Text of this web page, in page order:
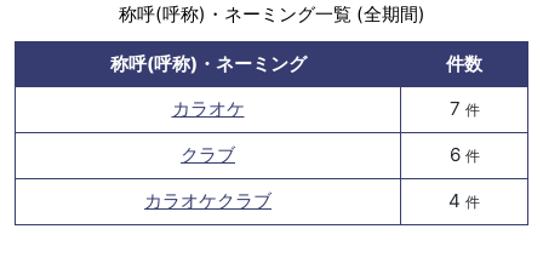
称呼(呼称)・ネーミング一覧 (全期間)
称呼(呼称)・ネーミング
件数
カラオケ
7 件
クラブ 6 件
カラオケクラブ 4 件